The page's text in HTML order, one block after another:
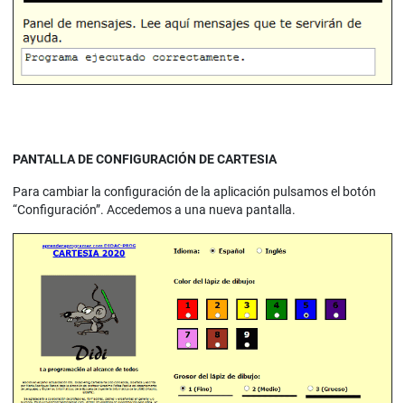
PANTALLA DE CONFIGURACIÓN DE CARTESIA
Para cambiar la configuración de la aplicación pulsamos el botón
“Configuración”. Accedemos a una nueva pantalla.